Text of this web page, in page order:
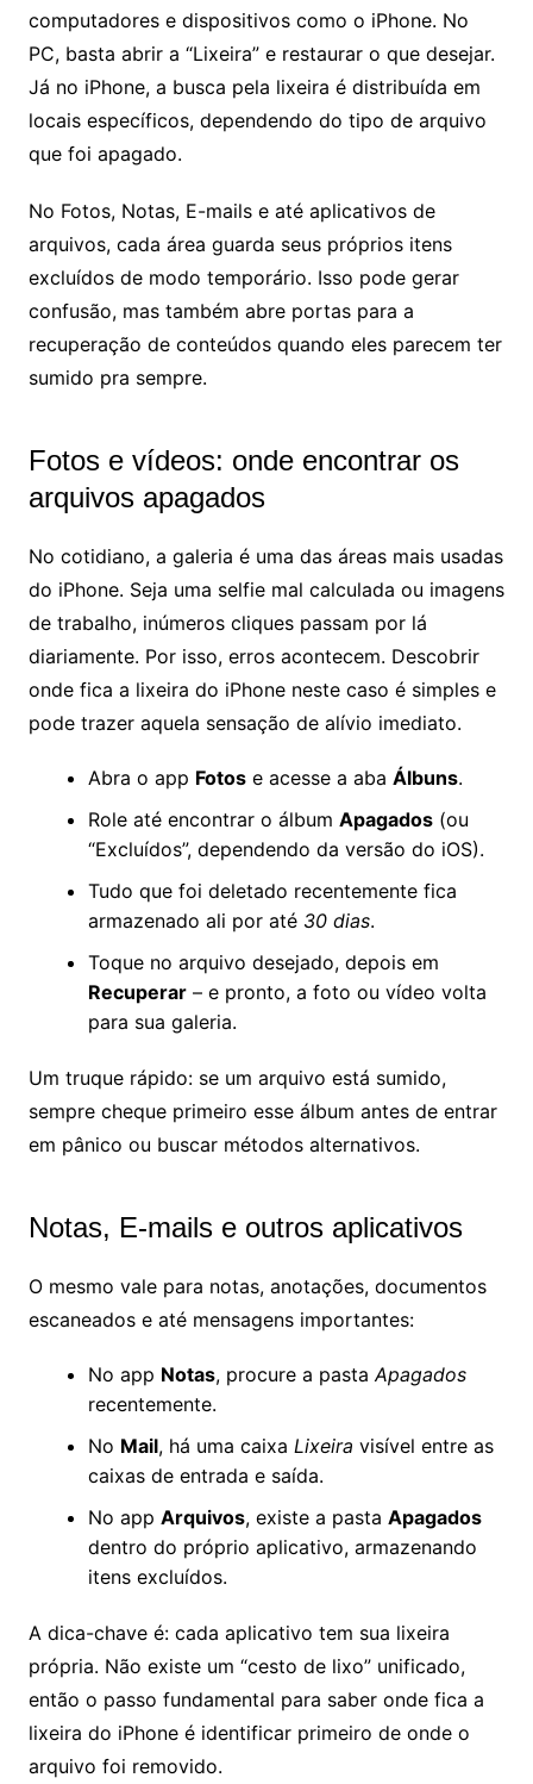
computadores e dispositivos como o iPhone. No
PC, basta abrir a “Lixeira” e restaurar o que desejar.
Já no iPhone, a busca pela lixeira é distribuída em
locais específicos, dependendo do tipo de arquivo
que foi apagado.
No Fotos, Notas, E-mails e até aplicativos de
arquivos, cada área guarda seus próprios itens
excluídos de modo temporário. Isso pode gerar
confusão, mas também abre portas para a
recuperação de conteúdos quando eles parecem ter
sumido pra sempre.
Fotos e vídeos: onde encontrar os
arquivos apagados
No cotidiano, a galeria é uma das áreas mais usadas
do iPhone. Seja uma selfie mal calculada ou imagens
de trabalho, inúmeros cliques passam por lá
diariamente. Por isso, erros acontecem. Descobrir
onde fica a lixeira do iPhone neste caso é simples e
pode trazer aquela sensação de alívio imediato.
Abra o app Fotose acesse a aba Álbuns.
Role até encontrar o álbum Apagados(ou
“Excluídos”, dependendo da versão do iOS).
Tudo que foi deletado recentemente fica
armazenado ali por até 30 dias.
Toque no arquivo desejado, depois em
Recuperar– e pronto, a foto ou vídeo volta
para sua galeria.
Um truque rápido: se um arquivo está sumido,
sempre cheque primeiro esse álbum antes de entrar
em pânico ou buscar métodos alternativos.
Notas, E-mails e outros aplicativos
O mesmo vale para notas, anotações, documentos
escaneados e até mensagens importantes:
No app Notas, procure a pasta Apagados
recentemente.
No Mail, há uma caixa Lixeira visível entre as
caixas de entrada e saída.
No app Arquivos, existe a pasta Apagados
dentro do próprio aplicativo, armazenando
itens excluídos.
A dica-chave é: cada aplicativo tem sua lixeira
própria. Não existe um “cesto de lixo” unificado,
então o passo fundamental para saber onde fica a
lixeira do iPhone é identificar primeiro de onde o
arquivo foi removido.